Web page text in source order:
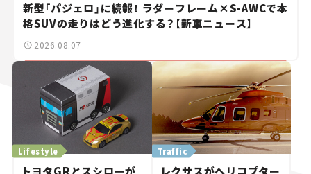
新型「パジェロ」に続報！ ラダーフレーム×S-AWCで本
格SUVの走りはどう進化する？【新車ニュース】
2026.08.07
Lifestyle Traffic